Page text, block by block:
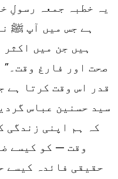
یہ خطبہ جمعہ رسولِ
ہے جس میں آپ ﷺ
ہیں جن میں
صحت اور فارغ
قدر اس وقت کرتا ہے
سید حسنین عباس
کہ ہم اپنی زندگی
وقت — کو کیسے
حقیقی فائدہ کیسے